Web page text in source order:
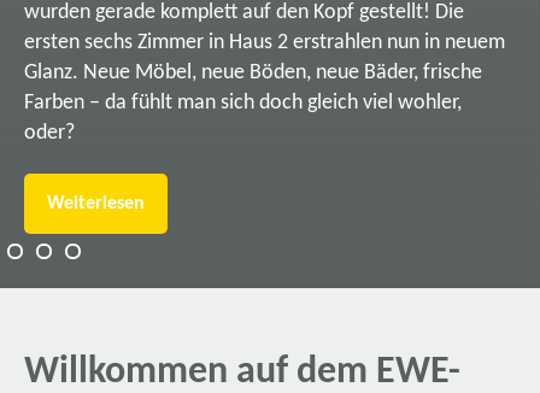
wurden gerade komplett auf den Kopf gestellt! Die
ersten sechs Zimmer in Haus 2 erstrahlen nun in neuem
Glanz. Neue Möbel, neue Böden, neue Bäder, frische
Farben – da fühlt man sich doch gleich viel wohler,
oder?
Weiterlesen
Willkommen auf dem EWE-